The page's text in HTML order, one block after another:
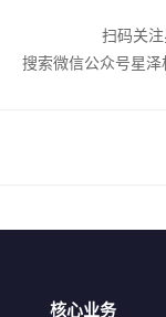
扫码关
搜索微信公众号星
核心业务